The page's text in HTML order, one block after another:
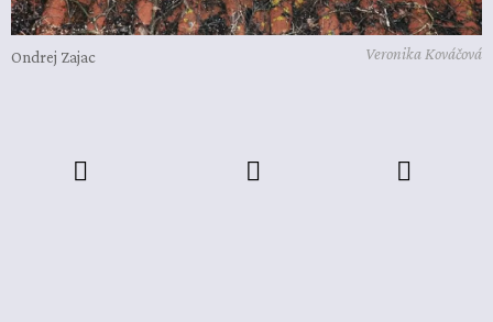
Ondrej Zajac Veronika Kováčová